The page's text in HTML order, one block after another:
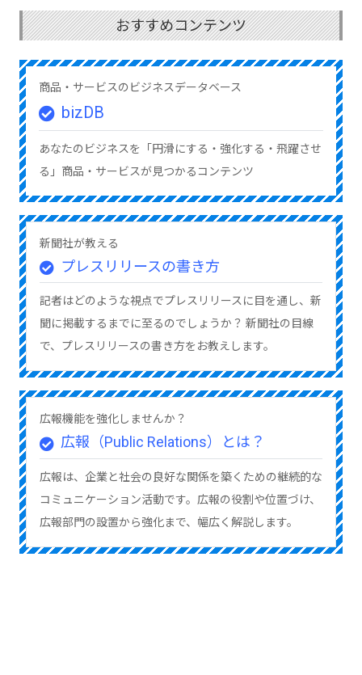
おすすめコンテンツ
商品・サービスのビジネスデータベース
bizDB
あなたのビジネスを「円滑にする・強化する・飛躍させ
る」商品・サービスが見つかるコンテンツ
新聞社が教える
プレスリリースの書き方
記者はどのような視点でプレスリリースに目を通し、新
聞に掲載するまでに至るのでしょうか？ 新聞社の目線
で、プレスリリースの書き方をお教えします。
広報機能を強化しませんか？
広報（Public Relations）とは？
広報は、企業と社会の良好な関係を築くための継続的な
コミュニケーション活動です。広報の役割や位置づけ、
広報部門の設置から強化まで、幅広く解説します。